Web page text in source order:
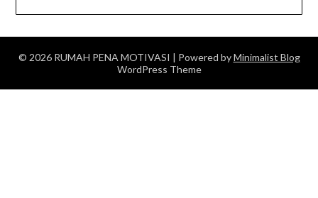
© 2026 RUMAH PENA MOTIVASI | Powered byMinimalist Blog
WordPress Theme